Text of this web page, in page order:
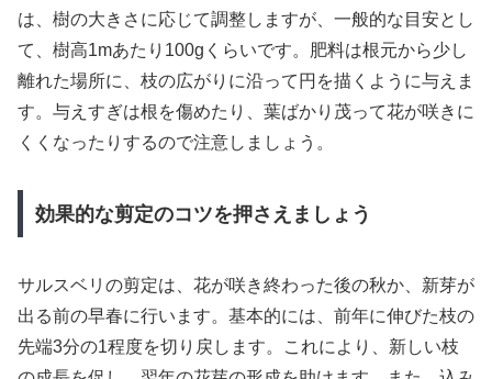
は、樹の大きさに応じて調整しますが、一般的な目安とし
て、樹高1mあたり100gくらいです。肥料は根元から少し
離れた場所に、枝の広がりに沿って円を描くように与えま
す。与えすぎは根を傷めたり、葉ばかり茂って花が咲きに
くくなったりするので注意しましょう。
効果的な剪定のコツを押さえましょう
サルスベリの剪定は、花が咲き終わった後の秋か、新芽が
出る前の早春に行います。基本的には、前年に伸びた枝の
先端3分の1程度を切り戻します。これにより、新しい枝